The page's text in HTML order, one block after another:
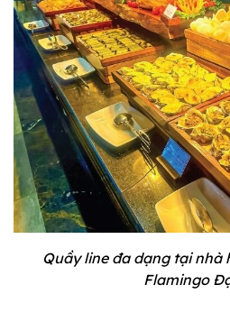
Quầy line đa dạng tại nhà
Flamingo